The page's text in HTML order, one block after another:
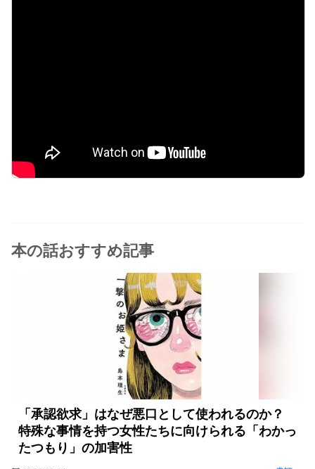
本の話おすすめ記事
「承認欲求」はなぜ悪口として使われるのか？
特殊な事情を持つ女性たちに向けられる「わかっ
たつもり」の加害性